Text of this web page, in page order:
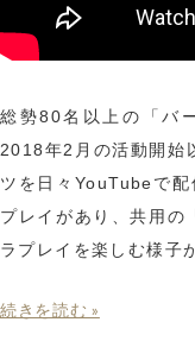
総勢80名以上の「バ
2018年2月の活動開始
ツを日々YouTubeで
プレイがあり、共用の
ラプレイを楽しむ様子
続きを読む »